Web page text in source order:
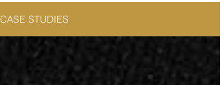
CASE STUDIES